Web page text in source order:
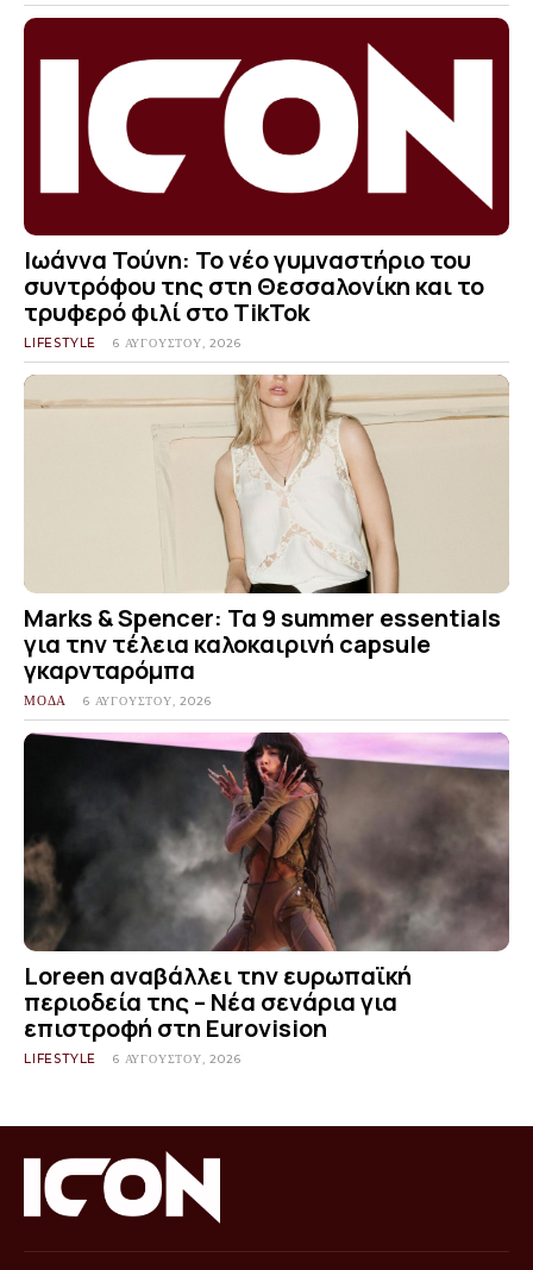
Ιωάννα Τούνη: Το νέο γυμναστήριο του
συντρόφου της στη Θεσσαλονίκη και το
τρυφερό φιλί στο TikTok
LIFESTYLE 6 ΑΥΓΟΎΣΤΟΥ, 2026
Marks & Spencer: Τα 9 summer essentials
για την τέλεια καλοκαιρινή capsule
γκαρνταρόμπα
ΜΟΔΑ 6 ΑΥΓΟΎΣΤΟΥ, 2026
Loreen αναβάλλει την ευρωπαϊκή
περιοδεία της – Νέα σενάρια για
επιστροφή στη Eurovision
LIFESTYLE 6 ΑΥΓΟΎΣΤΟΥ, 2026